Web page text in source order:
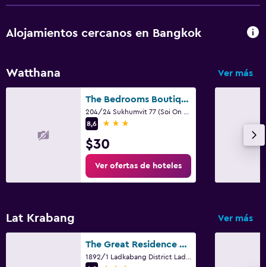
Alojamientos cercanos en Bangkok
Watthana Ver más
The Bedrooms Boutique Hotel Bangkok
8,6
3 estrellas
$30
Ver ofertas de hoteles
Lat Krabang Ver más
The Great Residence Suvarnabhumi Airport